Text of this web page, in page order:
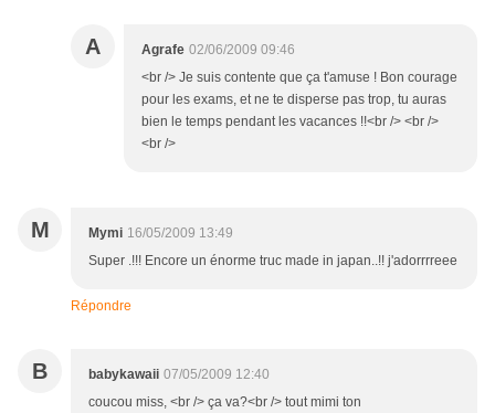
A Agrafe 02/06/2009 09:46
<br /> Je suis contente que ça t'amuse ! Bon courage
pour les exams, et ne te disperse pas trop, tu auras
bien le temps pendant les vacances !!<br /> <br />
<br />
M Mymi 16/05/2009 13:49
Super .!!! Encore un énorme truc made in japan..!! j'adorrrreee
Répondre
B babykawaii 07/05/2009 12:40
coucou miss, <br /> ça va?<br /> tout mimi ton